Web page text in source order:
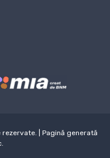
| Pagină generată